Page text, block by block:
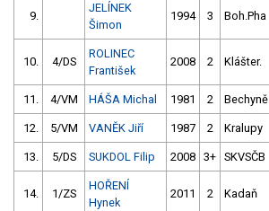
9.
JELÍNEK
Šimon
1994 3 Boh.Pha
10. 4/DS
ROLINEC
František
2008 2 Klášter.
11. 4/VM HÁŠA Michal 1981 2 Bechyně
12. 5/VM VANĚK Jiří 1987 2 Kralupy
13. 5/DS SUKDOL Filip 2008 3+ SKVSČB
14. 1/ZS
HOŘENÍ
Hynek
2011 2 Kadaň